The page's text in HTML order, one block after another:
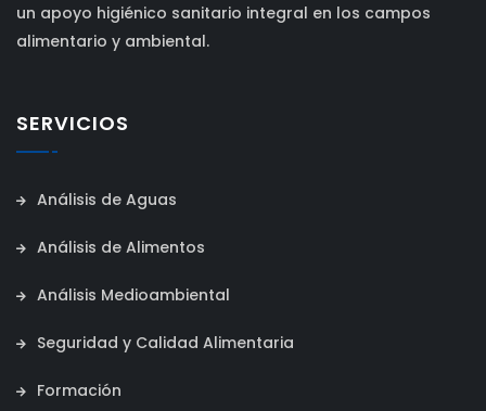
un apoyo higiénico sanitario integral en los campos
alimentario y ambiental.
SERVICIOS
Análisis de Aguas
Análisis de Alimentos
Análisis Medioambiental
Seguridad y Calidad Alimentaria
Formación